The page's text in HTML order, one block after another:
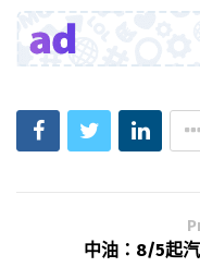
中油：8/5起